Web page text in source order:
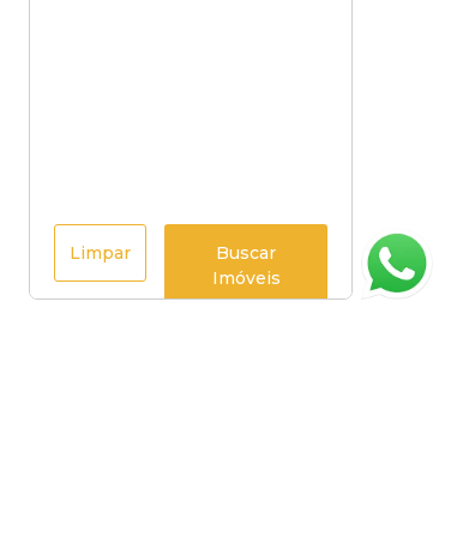
Limpar
Buscar
Imóveis